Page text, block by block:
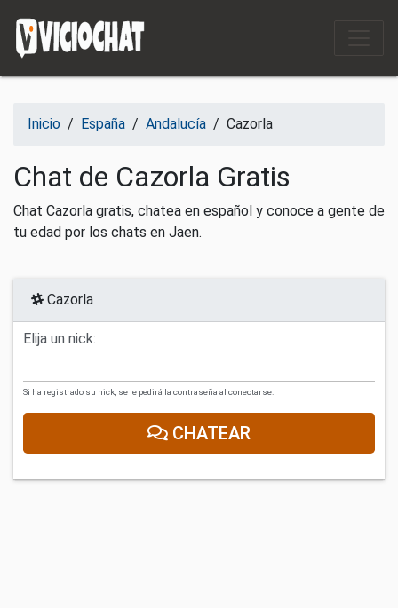
Inicio / España / Andalucía / Cazorla
Chat de Cazorla Gratis
Chat Cazorla gratis, chatea en español y conoce a gente de
tu edad por los chats en Jaen.
Cazorla
Elija un nick:
Si ha registrado su nick, se le pedirá la contraseña al conectarse.
CHATEAR